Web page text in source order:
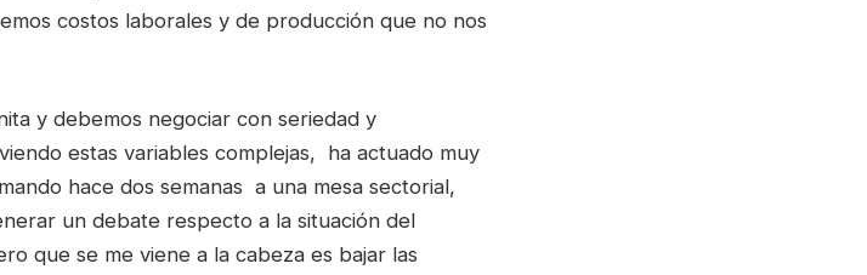
costos laborales y de producción que no nos
y debemos negociar con seriedad y
estas variables complejas, ha actuado muy
hace dos semanas a una mesa sectorial,
un debate respecto a la situación del
que se me viene a la cabeza es bajar las